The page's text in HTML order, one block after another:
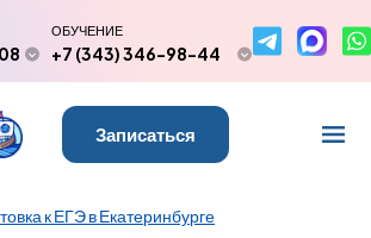
ОБУЧЕНИЕ
+7 (343) 346-98-44
Записаться
к ЕГЭ в Екатеринбурге